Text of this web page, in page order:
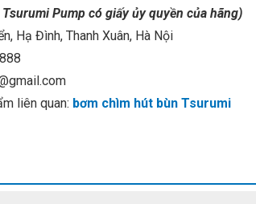
Pump có giấy ủy quyền của hãng)
Hạ Đình, Thanh Xuân, Hà Nội
liên quan: bơm chìm hút bùn Tsurumi